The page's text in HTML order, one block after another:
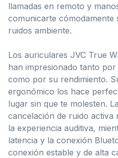
llamadas en remoto y
comunicarte
ruidos ambiente.
Los auriculares JVC True
han impresionado tanto
como por su rendimiento.
ergonómico los hace
lugar sin que te molesten.
cancelación de ruido activa
la experiencia auditiva,
latencia y la conexión
conexión estable y de alta